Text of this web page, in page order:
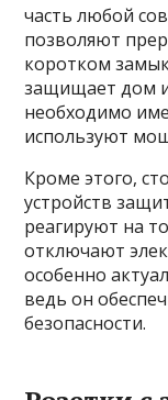
часть любой
позволяют
коротком
защищает дом
необходимо
используют
Кроме этого,
устройств
реагируют на
отключают
особенно
ведь он
безопасности.